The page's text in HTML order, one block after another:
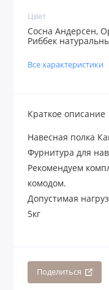
Цвет
Сосна Андерсен,
Риббек
Все характеристики
Краткое описание
Навесная полка
Фурнитура для
Рекомендуем
комодом.
Допустимая
5кг
Поделиться